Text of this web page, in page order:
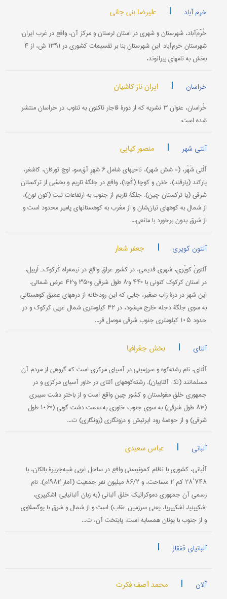
خرم آباد | علیرضا بنی جانی
خُرَّمْ‌آباد، شهرستان و شهری در استان لرستان و مرکز آن، واقع در غرب ایران:
شهرستان خرم‌آباد: این شهرستان بنا بر تقسیمات کشوری در ۱۳۹۱ ش، از ۴
بخش به نامهای بیرانوند،
خراسان | ایران ناز کاشیان
خُراسان، عنوان ۳ نشریه که از دورۀ قاجار تاکنون به تناوب در خراسان منتشر
شده است:
آلتی شهر | منصور کیایی
آلْتی شَهْر، (= شش شهر)، ناحیه‎ای شامل ۶ شهرِ آق‌سو، اوچ تورفان، کاشغر،
یارکند (یارقند)، ختن و کوچا (کُچا)، واقع در جلگۀ تاریم و بخشی از ترکستان
شرقی (یا ترکستان چین). جلگۀ تاریم از جنوب به ارتفاعات تبت (کون لون)،
از شمال به کوههای تیان‌شان و از مغرب به کوهستانهای پامیر محدود است و
از شرق بدون برخورد با مانعی...
آلتون کوپری | جعفر شعار
آلتونْ کوپْری، شهری قدیمی، در کشور عراق واقع در نیمه‌راه کَرکوک‌ـ اَربیل،
در استان کرکوک کنونی با °۴۴ و‌´۸ طول شرقی و‌°۳۵ و‌´۴۲ عرض شمالی.
این شهر در درۀ زاب صغیر، جایی که این رودخانه از دره‎های عمیق کوهستانی
به سوی جلگۀ دجله خارج می‎شود، در ۴۲ کیلومتری شمال غربی کرکوک و در
حدود ۱۰۵ کیلومتری جنوب شرقی موصل قر...
آلتای | بخش جغرافیا
آلْتای، نام رشته‌کوه و سرزمینی در آسیای مرکزی است که گروهی از مردم آن
مسلمانند (نک‍ : آلتاییان). رشته‌کوههای آلتای در خاور آسیای مرکزی و در
جمهوری خلق مغولستان و کشور چین واقع است و از باخترِ دشت سیبری
(°۸۱ طول شرقی) به سوی جنوب خاوری به سمت دشت گوبی (°۱۰۶ طول
شرقی) و از حوضۀ رود ایرتیش و دزونگاری (زونگاری) ت...
آلبانی | عباس سعیدی
آلْبانی، کشوری با نظام کمونیستی واقع در ساحل غربی شبه‌جزیرۀ بالکان، با
۷۴۸‘۲۸ کم ۲ مساحت، و ۸۶/۲ میلیون نفر جمعیت (آمار ۱۹۸۲م). نام
رسمی آن جمهوری دموکراتیک خلق آلبانی (به زبان آلبانیایی: اشکیپری،
اشکیپنیا، اشکیپریا، یعنی سرزمین عقاب) است و از شمال و شرق با یوگسلاوی
و از جنوب با یونان همسایه است. پایتخت آن، ت...
آلبانیای قفقاز |
آلان | محمد آصف فکرت